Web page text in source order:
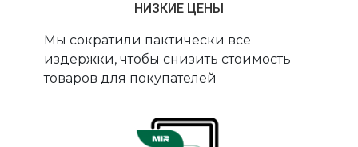
НИЗКИЕ ЦЕНЫ
Мы сократили пактически все
издержки, чтобы снизить стоимость
товаров для покупателей